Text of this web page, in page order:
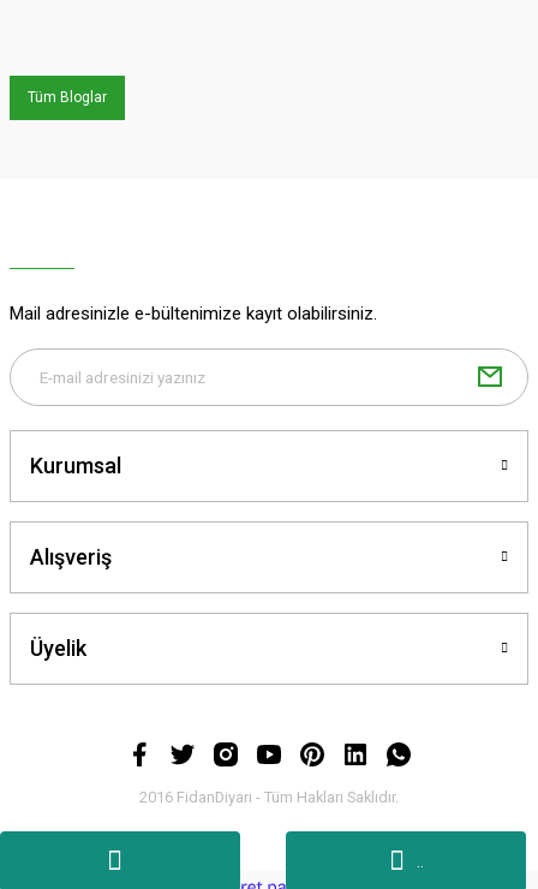
Tüm Bloglar
Mail adresinizle e-bültenimize kayıt olabilirsiniz.
Kurumsal
Alışveriş
Üyelik
2016 FidanDiyarı - Tüm Hakları Saklıdır.